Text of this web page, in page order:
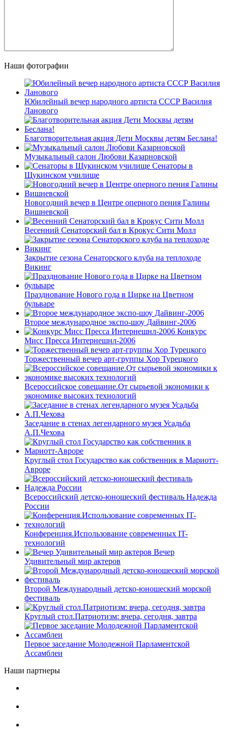
Наши фотографии
Юбилейный вечер народного артиста СССР Василия
Ланового
Благотворительная акция Дети Москвы детям Беслана!
Музыкальный салон Любови Казарновской
Сенаторы в
Щукинском училище
Новогодний вечер в Центре оперного пения Галины
Вишневской
Весенний Сенаторский бал в Крокус Сити Молл
Закрытие сезона Сенаторского клуба на теплоходе
Викинг
Празднование Нового года в Цирке на Цветном
бульваре
Второе международное экспо-шоу Дайвинг-2006
Конкурс
Мисс Пресса Интернешнл-2006
Торжественный вечер арт-группы Хор Турецкого
Всероссийское совещание.От сырьевой экономики к
экономике высоких технологий
Заседание в стенах легендарного музея Усадьба
А.П.Чехова
Круглый стол Государство как собственник в Мариотт-
Авроре
Всероссийский детско-юношеский фестиваль Надежда
России
Конференция.Использование современных IT-
технологий
Вечер
Удивительный мир актеров
Второй Международный детско-юношеский морской
фестиваль
Круглый стол.Патриотизм: вчера, сегодня, завтра
Первое заседание Молодежной Парламентской
Ассамблеи
Наши партнеры